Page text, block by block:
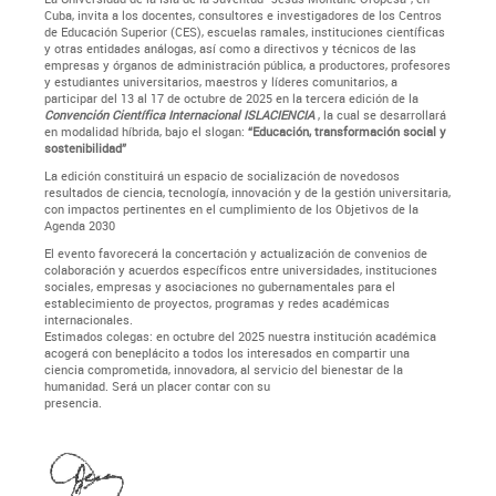
Cuba, invita a los docentes, consultores e investigadores de los Centros
de Educación Superior (CES), escuelas ramales, instituciones científicas
y otras entidades análogas, así como a directivos y técnicos de las
empresas y órganos de administración pública, a productores, profesores
y estudiantes universitarios, maestros y líderes comunitarios, a
participar del 13 al 17 de octubre de 2025 en la tercera edición de la
Convención Científica Internacional ISLACIENCIA, la cual se desarrollará
en modalidad híbrida, bajo el slogan: “Educación, transformación social y
sostenibilidad”
La edición constituirá un espacio de socialización de novedosos
resultados de ciencia, tecnología, innovación y de la gestión universitaria,
con impactos pertinentes en el cumplimiento de los Objetivos de la
Agenda 2030
El evento favorecerá la concertación y actualización de convenios de
colaboración y acuerdos específicos entre universidades, instituciones
sociales, empresas y asociaciones no gubernamentales para el
establecimiento de proyectos, programas y redes académicas
internacionales.
Estimados colegas: en octubre del 2025 nuestra institución académica
acogerá con beneplácito a todos los interesados en compartir una
ciencia comprometida, innovadora, al servicio del bienestar de la
humanidad. Será un placer contar con su
presencia.